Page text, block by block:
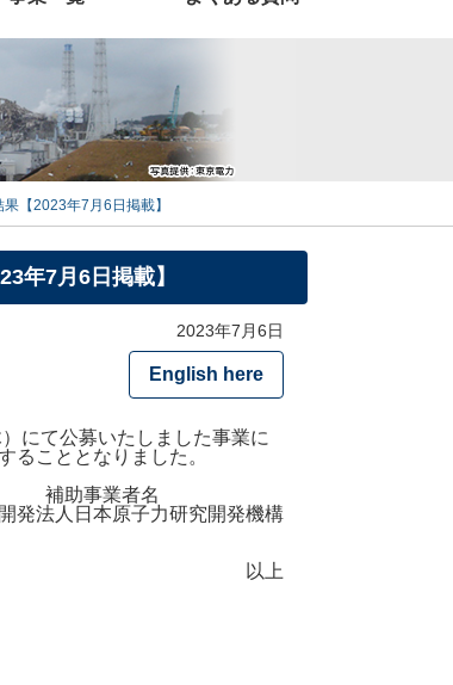
【2023年7月6日掲載】
年7月6日掲載】
2023年7月6日
English here
にて公募いたしました事業に
ることとなりました。
補助事業者名
発法人日本原子力研究開発機構
以上